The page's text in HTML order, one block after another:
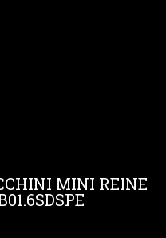
MINI REINE